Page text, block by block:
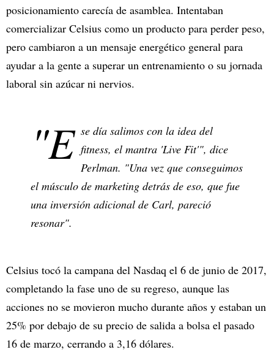
posicionamiento carecía de asamblea. Intentaban
comercializar Celsius como un producto para perder peso,
pero cambiaron a un mensaje energético general para
ayudar a la gente a superar un entrenamiento o su jornada
laboral sin azúcar ni nervios.
"E se día salimos con la idea del
fitness, el mantra 'Live Fit'", dice
Perlman. "Una vez que conseguimos
el músculo de marketing detrás de eso, que fue
una inversión adicional de Carl, pareció
resonar".
Celsius tocó la campana del Nasdaq el 6 de junio de 2017,
completando la fase uno de su regreso, aunque las
acciones no se movieron mucho durante años y estaban un
25% por debajo de su precio de salida a bolsa el pasado
16 de marzo, cerrando a 3,16 dólares.